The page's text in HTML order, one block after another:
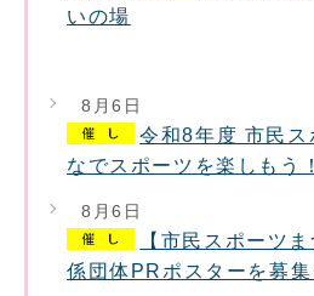
いの場
8月6日
令和8年度 市民ス
なでスポーツを楽しもう
8月6日
【市民スポーツ
係団体PRポスターを募集